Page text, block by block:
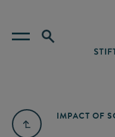
IMPACT OF